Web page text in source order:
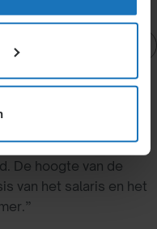
werkgever aan de
van een
De wettelijke
gevolgen van de
De hoogte van de
van het salaris en het